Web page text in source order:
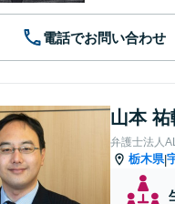
電話でお問い合わせ
山本 祐
弁護士法人
栃木県|